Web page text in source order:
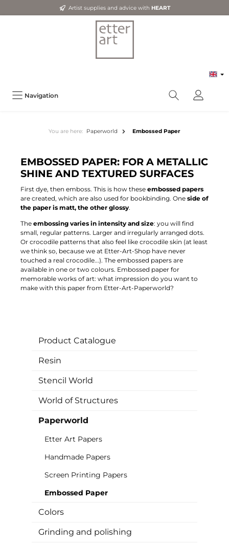
Artist supplies and advice with HEART
Navigation
You are here: Paperworld Embossed Paper
EMBOSSED PAPER: FOR A METALLIC
SHINE AND TEXTURED SURFACES
First dye, then emboss. This is how these embossed papers
are created, which are also used for bookbinding. One side of
the paper is matt, the other glossy.
The embossing varies in intensity and size: you will find
small, regular patterns. Larger and irregularly arranged dots.
Or crocodile patterns that also feel like crocodile skin (at least
we think so, because we at Etter-Art-Shop have never
touched a real crocodile...). The embossed papers are
available in one or two colours. Embossed paper for
memorable works of art: what impression do you want to
make with this paper from Etter-Art-Paperworld?
Product Catalogue
Resin
Stencil World
World of Structures
Paperworld
Etter Art Papers
Handmade Papers
Screen Printing Papers
Embossed Paper
Colors
Grinding and polishing